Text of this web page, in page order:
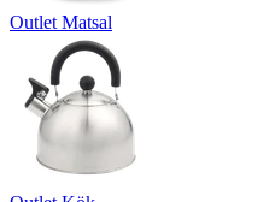
Outlet Matsal